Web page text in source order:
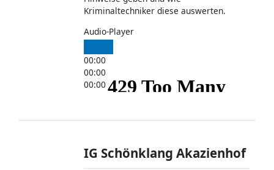
Kriminaltechniker diese auswerten.
Audio-Player
00:00
00:00
00:00
IG Schönklang Akazienhof